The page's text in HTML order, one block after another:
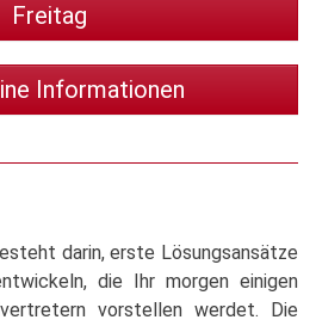
Freitag
Informationen
darin, erste Lösungsansätze
die Ihr morgen einigen
vorstellen werdet. Die